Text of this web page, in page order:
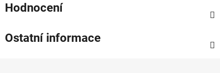
Hodnocení
Ostatní informace